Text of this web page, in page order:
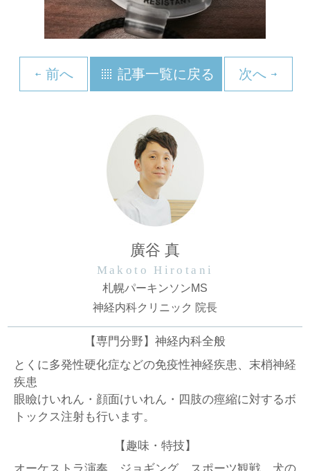
前へ 記事一覧に戻る 次へ
廣谷 真
Makoto Hirotani
札幌パーキンソンMS
神経内科クリニック 院長
【専門分野】神経内科全般
とくに多発性硬化症などの免疫性神経疾患、末梢神経
疾患
眼瞼けいれん・顔面けいれん・四肢の痙縮に対するボ
トックス注射も行います。
【趣味・特技】